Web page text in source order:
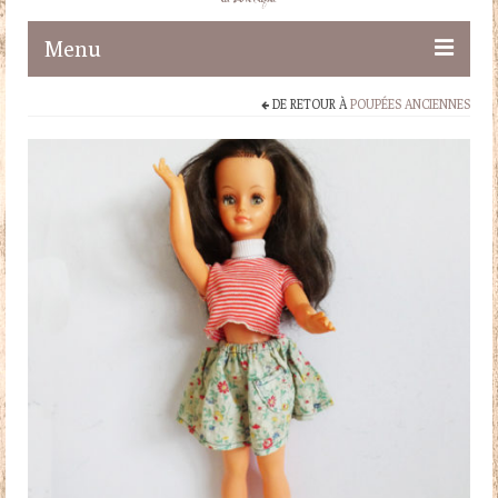
Menu
Mobilier & Accessoires
DE RETOUR À POUPÉES ANCIENNES